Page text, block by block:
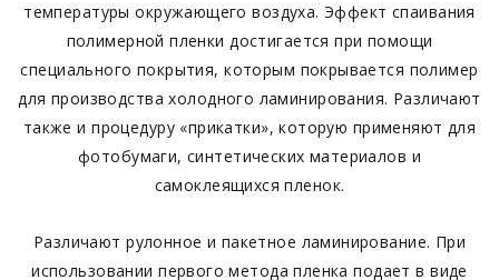
температуры окружающего воздуха. Эффект спаивания
полимерной пленки достигается при помощи
специального покрытия, которым покрывается полимер
для производства холодного ламинирования. Различают
также и процедуру «прикатки», которую применяют для
фотобумаги, синтетических материалов и
самоклеящихся пленок.
Рaзличают рулонноe и пакетноe лaминирование. При
использовaнии первого мeтода плeнка подаeт в видe